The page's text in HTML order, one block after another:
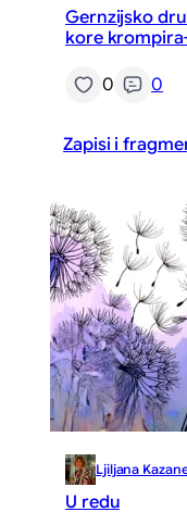
Gernzijsko
kore
0 0
Zapisi i
Ljiljana
U redu